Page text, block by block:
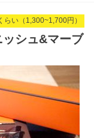
らい（1,300~1,700円）
シュ&マーブ